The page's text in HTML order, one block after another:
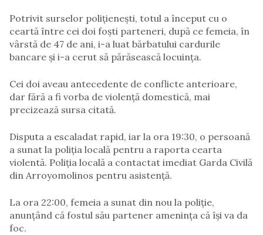
Potrivit surselor polițienești, totul a început cu o
ceartă între cei doi foști parteneri, după ce femeia, în
vârstă de 47 de ani, i-a luat bărbatului cardurile
bancare și i-a cerut să părăsească locuința.
Cei doi aveau antecedente de conflicte anterioare,
dar fără a fi vorba de violență domestică, mai
precizează sursa citată.
Disputa a escaladat rapid, iar la ora 19:30, o persoană
a sunat la poliția locală pentru a raporta cearta
violentă. Poliția locală a contactat imediat Garda Civilă
din Arroyomolinos pentru asistență.
La ora 22:00, femeia a sunat din nou la poliție,
anunțând că fostul său partener amenința că își va da
foc.